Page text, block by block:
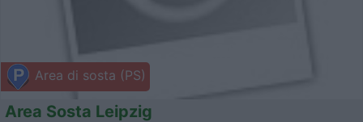
Area di sosta (PS)
Area Sosta Leipzig